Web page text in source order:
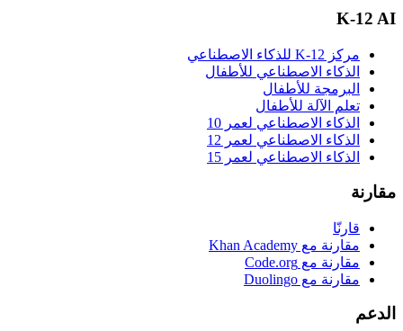
K-12 AI
مركز K-12 للذكاء الاصطناعي
الذكاء الاصطناعي للأطفال
البرمجة للأطفال
تعلم الآلة للأطفال
الذكاء الاصطناعي لعمر 10
الذكاء الاصطناعي لعمر 12
الذكاء الاصطناعي لعمر 15
مقارنة
قارنّا
مقارنة مع Khan Academy
مقارنة مع Code.org
مقارنة مع Duolingo
الدعم